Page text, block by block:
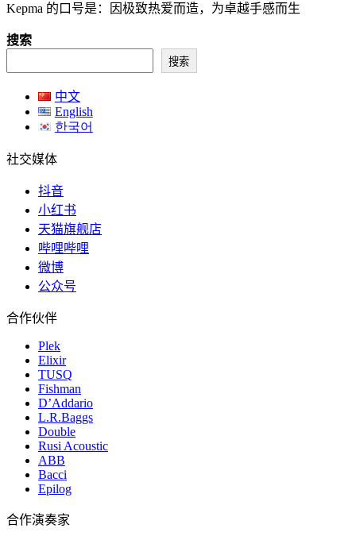
Kepma 的口号是：因极致热爱而造，为卓越手感而生
搜索
搜索
中文
English
한국어
社交媒体
抖音
小红书
天猫旗舰店
哔哩哔哩
微博
公众号
合作伙伴
Plek
Elixir
TUSQ
Fishman
D’Addario
L.R.Baggs
Double
Rusi Acoustic
ABB
Bacci
Epilog
合作演奏家